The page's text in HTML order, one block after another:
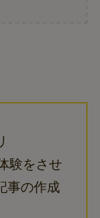
験をさせ
事の作成